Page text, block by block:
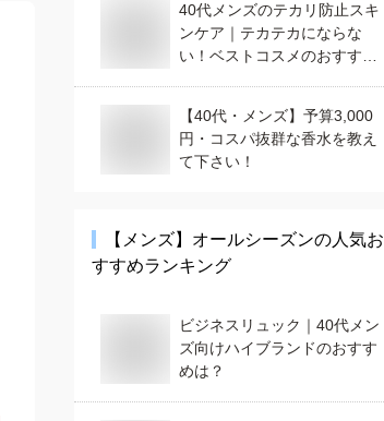
40代メンズのテカリ防止スキ
ンケア｜テカテカにならな
い！ベストコスメのおすすめ
【40代・メンズ】予算3,000
円・コスパ抜群な香水を教え
て下さい！
【メンズ】 オールシーズンの人気お
すすめランキング
ビジネスリュック｜40代メン
ズ向けハイブランドのおすす
めは？